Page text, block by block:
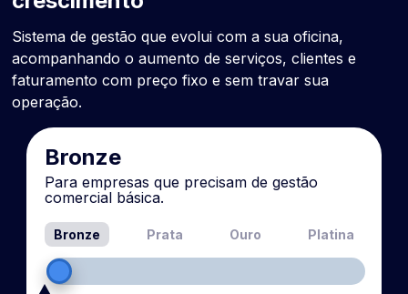
Sistema de gestão que evolui com a sua oficina,
acompanhando o aumento de serviços, clientes e
faturamento com preço fixo e sem travar sua
operação.
Bronze
Para empresas que precisam de gestão
comercial básica.
Bronze Prata Ouro Platina